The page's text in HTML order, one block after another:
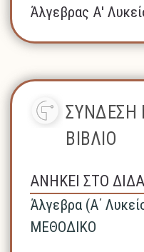
Άλγεβρας Α'
ΣΥΝΔΕΣΗ
ΒΙΒΛΙΟ
ΑΝΗΚΕΙ ΣΤΟ
Άλγεβρα (A΄
ΜΕΘΟΔΙΚΟ